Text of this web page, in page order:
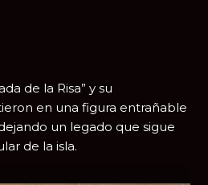
de la Risa” y su
en una figura entrañable
un legado que sigue
de la isla.